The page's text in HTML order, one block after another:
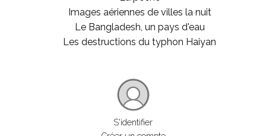
Images aériennes de villes la nuit
Le Bangladesh, un pays d'eau
Les destructions du typhon Haiyan
S'identifier